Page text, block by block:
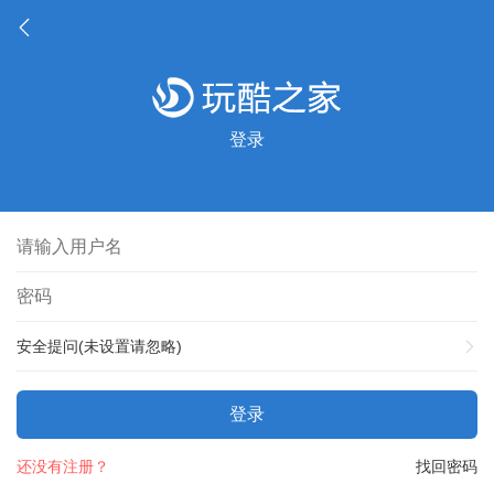
登录
安全提问(未设置请忽略)
登录
找回密码
还没有注册？